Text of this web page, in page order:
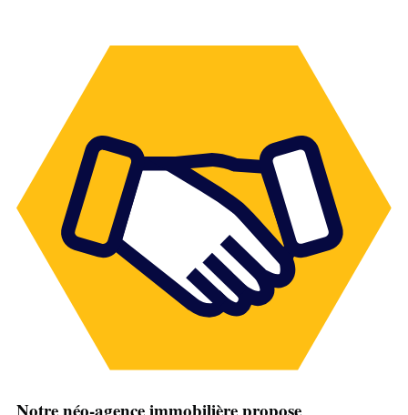
Notre néo-agence immobilière propose